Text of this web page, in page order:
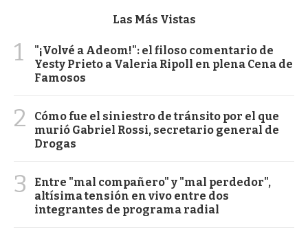
Las Más Vistas
1
"¡Volvé a Adeom!": el filoso comentario de
Yesty Prieto a Valeria Ripoll en plena Cena de
Famosos
2
Cómo fue el siniestro de tránsito por el que
murió Gabriel Rossi, secretario general de
Drogas
3
Entre "mal compañero" y "mal perdedor",
altísima tensión en vivo entre dos
integrantes de programa radial